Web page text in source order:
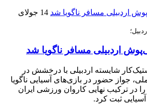
14 جولای
اردبیلی مسافر ناگویا شد
شایسته اردبیلی با درخشش در
جواز حضور در بازی‌های آسیایی ناگویا
در ترکیب نهایی کاروان ورزشی ایران
ثبت کرد.